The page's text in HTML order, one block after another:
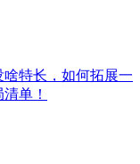
特长，如何拓展一
单！